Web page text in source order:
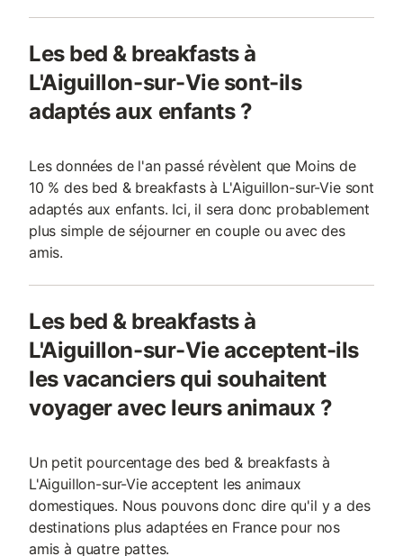
Les bed & breakfasts à
L'Aiguillon-sur-Vie sont-ils
adaptés aux enfants ?
Les données de l'an passé révèlent que Moins de
10 % des bed & breakfasts à L'Aiguillon-sur-Vie sont
adaptés aux enfants. Ici, il sera donc probablement
plus simple de séjourner en couple ou avec des
amis.
Les bed & breakfasts à
L'Aiguillon-sur-Vie acceptent-ils
les vacanciers qui souhaitent
voyager avec leurs animaux ?
Un petit pourcentage des bed & breakfasts à
L'Aiguillon-sur-Vie acceptent les animaux
domestiques. Nous pouvons donc dire qu'il y a des
destinations plus adaptées en France pour nos
amis à quatre pattes.